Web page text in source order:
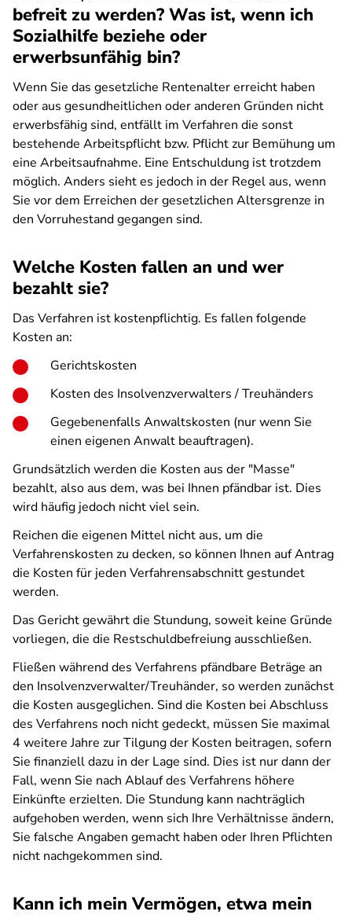
befreit zu werden? Was ist, wenn ich
Sozialhilfe beziehe oder
erwerbsunfähig bin?
Wenn Sie das gesetzliche Rentenalter erreicht haben
oder aus gesundheitlichen oder anderen Gründen nicht
erwerbsfähig sind, entfällt im Verfahren die sonst
bestehende Arbeitspflicht bzw. Pflicht zur Bemühung um
eine Arbeitsaufnahme. Eine Entschuldung ist trotzdem
möglich. Anders sieht es jedoch in der Regel aus, wenn
Sie vor dem Erreichen der gesetzlichen Altersgrenze in
den Vorruhestand gegangen sind.
Welche Kosten fallen an und wer
bezahlt sie?
Das Verfahren ist kostenpflichtig. Es fallen folgende
Kosten an:
Gerichtskosten
Kosten des Insolvenzverwalters / Treuhänders
Gegebenenfalls Anwaltskosten (nur wenn Sie
einen eigenen Anwalt beauftragen).
Grundsätzlich werden die Kosten aus der "Masse"
bezahlt, also aus dem, was bei Ihnen pfändbar ist. Dies
wird häufig jedoch nicht viel sein.
Reichen die eigenen Mittel nicht aus, um die
Verfahrenskosten zu decken, so können Ihnen auf Antrag
die Kosten für jeden Verfahrensabschnitt gestundet
werden.
Das Gericht gewährt die Stundung, soweit keine Gründe
vorliegen, die die Restschuldbefreiung ausschließen.
Fließen während des Verfahrens pfändbare Beträge an
den Insolvenzverwalter/Treuhänder, so werden zunächst
die Kosten ausgeglichen. Sind die Kosten bei Abschluss
des Verfahrens noch nicht gedeckt, müssen Sie maximal
4 weitere Jahre zur Tilgung der Kosten beitragen, sofern
Sie finanziell dazu in der Lage sind. Dies ist nur dann der
Fall, wenn Sie nach Ablauf des Verfahrens höhere
Einkünfte erzielten. Die Stundung kann nachträglich
aufgehoben werden, wenn sich Ihre Verhältnisse ändern,
Sie falsche Angaben gemacht haben oder Ihren Pflichten
nicht nachgekommen sind.
Kann ich mein Vermögen, etwa mein